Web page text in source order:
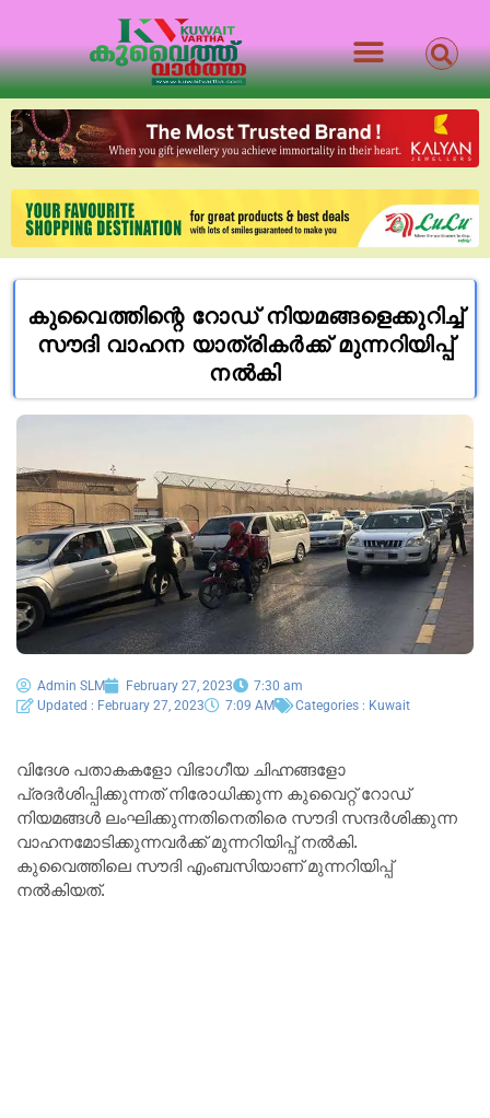
കുവൈത്തിന്റെ റോഡ് നിയമങ്ങളെക്കുറിച്ച്
സൗദി വാഹന യാത്രികർക്ക് മുന്നറിയിപ്പ്
നൽകി
Admin SLM February 27, 2023
7:30 am
Updated : February 27, 2023
7:09 AM Categories : Kuwait
വിദേശ പതാകകളോ വിഭാഗീയ ചിഹ്നങ്ങളോ
പ്രദർശിപ്പിക്കുന്നത് നിരോധിക്കുന്ന കുവൈറ്റ് റോഡ്
നിയമങ്ങൾ ലംഘിക്കുന്നതിനെതിരെ സൗദി സന്ദർശിക്കുന്ന
വാഹനമോടിക്കുന്നവർക്ക് മുന്നറിയിപ്പ് നൽകി.
കുവൈത്തിലെ സൗദി എംബസിയാണ് മുന്നറിയിപ്പ്
നൽകിയത്.